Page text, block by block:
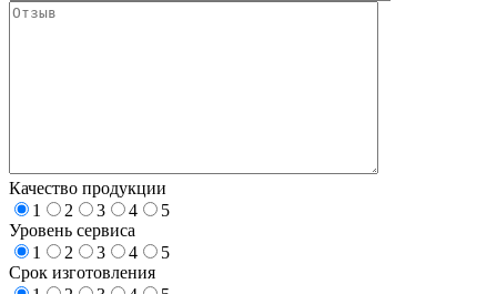
Качество продукции
1
2 3 4
5
Уровень сервиса
1
2 3 4
5
Срок изготовления